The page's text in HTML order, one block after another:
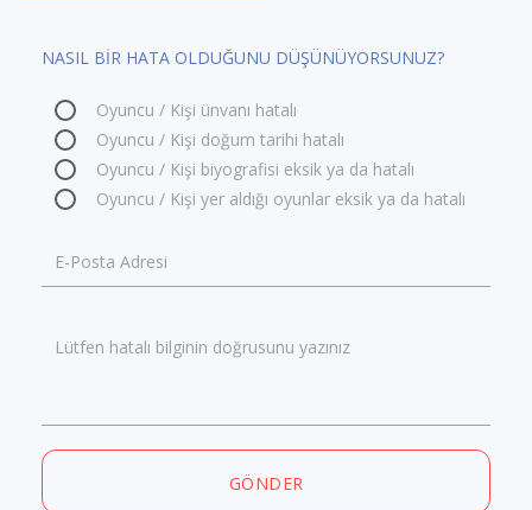
NASIL BİR HATA OLDUĞUNU DÜŞÜNÜYORSUNUZ?
Oyuncu / Kişi ünvanı hatalı
Oyuncu / Kişi doğum tarihi hatalı
Oyuncu / Kişi biyografisi eksik ya da hatalı
Oyuncu / Kişi yer aldığı oyunlar eksik ya da hatalı
E-Posta Adresi
Lütfen hatalı bilginin doğrusunu yazınız
GÖNDER